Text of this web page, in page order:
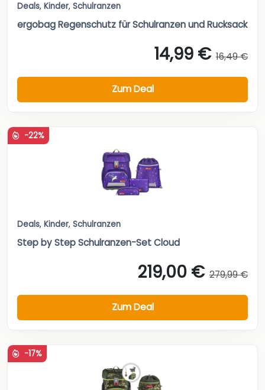
Deals, Kinder, Schulranzen
ergobag Regenschutz für Schulranzen und Rucksack
14,99 € 16,49 €
Zum Deal
-22%
Deals, Kinder, Schulranzen
Step by Step Schulranzen-Set Cloud
219,00 € 279,99 €
Zum Deal
-17%